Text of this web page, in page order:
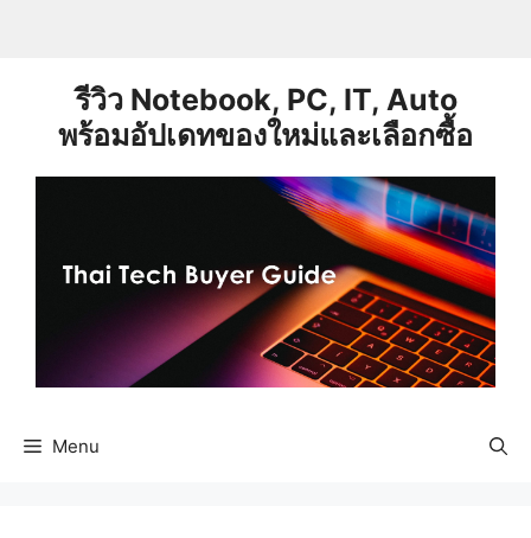
รีวิว Notebook, PC, IT, Auto
พร้อมอัปเดทของใหม่และเลือกซื้อ
Menu